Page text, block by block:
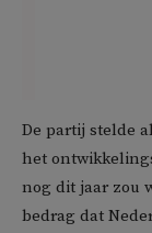
De partij stelde
het
nog dit jaar zou
bedrag dat